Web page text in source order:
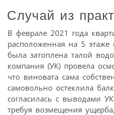
Случай из
В феврале 2021 года
расположенная на 5 этаже
была затоплена талой
компания (УК) провела
что виновата сама
самовольно остеклила
согласилась с выводами
требуя возмещения